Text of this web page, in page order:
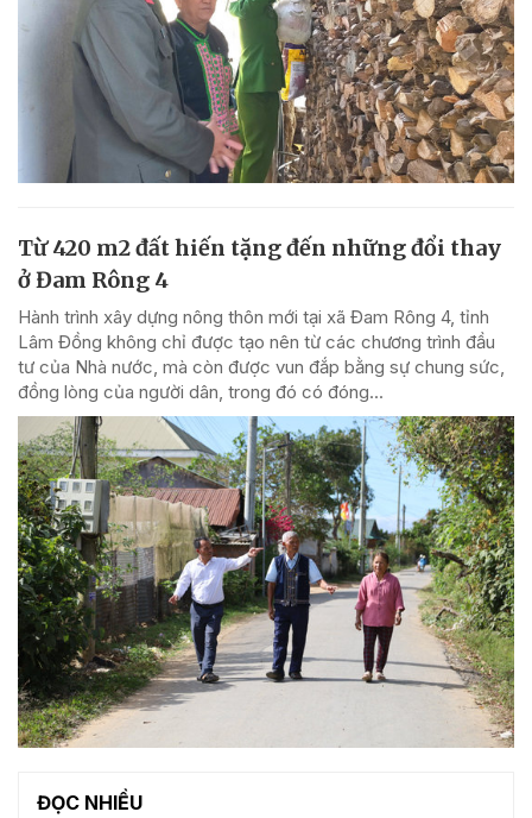
Từ 420 m2 đất hiến tặng đến những đổi thay
ở Đam Rông 4
Hành trình xây dựng nông thôn mới tại xã Đam Rông 4, tỉnh
Lâm Đồng không chỉ được tạo nên từ các chương trình đầu
tư của Nhà nước, mà còn được vun đắp bằng sự chung sức,
đồng lòng của người dân, trong đó có đóng...
ĐỌC NHIỀU